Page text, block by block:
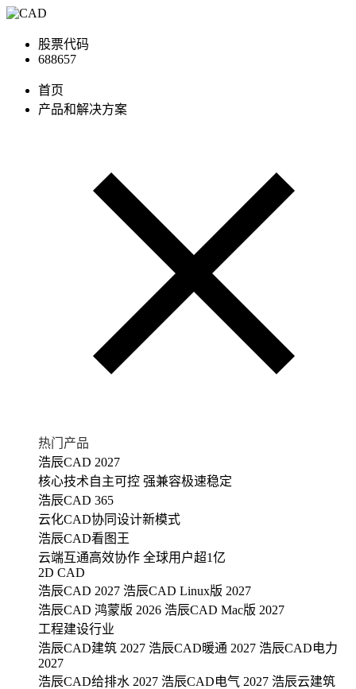
股票代码
688657
首页
产品和解决方案
热门产品
浩辰CAD 2027
核心技术自主可控 强兼容极速稳定
浩辰CAD 365
云化CAD协同设计新模式
浩辰CAD看图王
云端互通高效协作 全球用户超1亿
2D CAD
浩辰CAD 2027 浩辰CAD Linux版 2027
浩辰CAD 鸿蒙版 2026 浩辰CAD Mac版 2027
工程建设行业
浩辰CAD建筑 2027 浩辰CAD暖通 2027 浩辰CAD电力
2027
浩辰CAD给排水 2027 浩辰CAD电气 2027 浩辰云建筑